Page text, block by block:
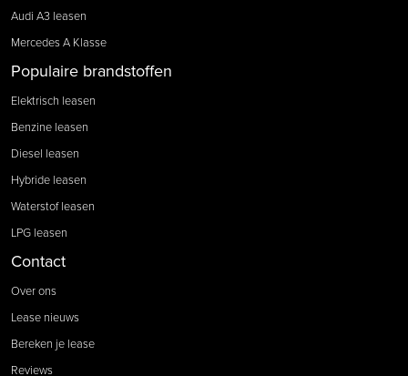
Audi A3 leasen
Mercedes A Klasse
Populaire brandstoffen
Elektrisch leasen
Benzine leasen
Diesel leasen
Hybride leasen
Waterstof leasen
LPG leasen
Contact
Over ons
Lease nieuws
Bereken je lease
Reviews